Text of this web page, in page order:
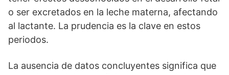
o ser excretados en la leche materna, afectando
al lactante. La prudencia es la clave en estos
periodos.
La ausencia de datos concluyentes significa que